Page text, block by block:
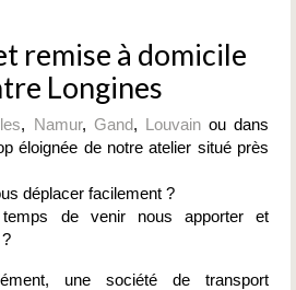
remise à domicile
Longines
, Namur, Gand, Louvainou dans
éloignée de notre atelier situé près
déplacer facilement ?
de venir nous apporter et
une société de transport